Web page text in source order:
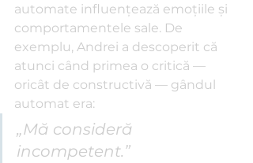
automate influențează emoțiile și
comportamentele sale. De
exemplu, Andrei a descoperit că
atunci când primea o critică —
oricât de constructivă — gândul
automat era:
„Mă consideră
incompetent.”